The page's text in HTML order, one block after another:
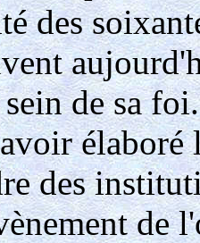
des
de sa
élaboré
des
de